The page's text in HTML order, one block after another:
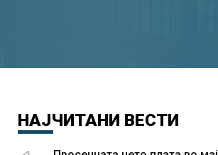
НАЈЧИТАНИ ВЕСТИ